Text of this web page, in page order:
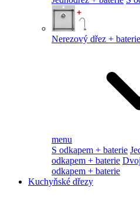
Nerezový dřez + baterie
menu
S odkapem + baterie
odkapem + baterie
odkapem + baterie
Kuchyňské dřezy